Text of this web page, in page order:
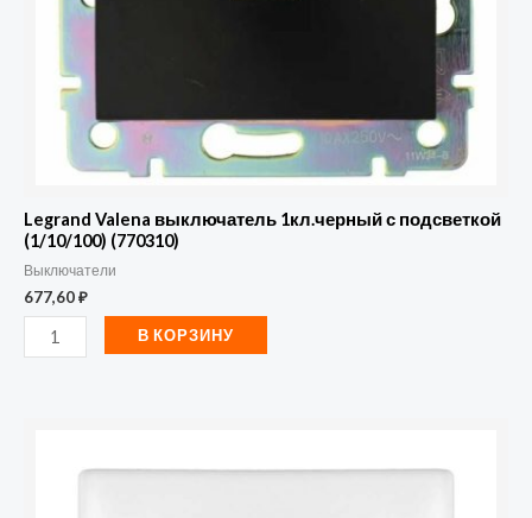
Legrand Valena выключатель 1кл.черный с подсветкой
(1/10/100) (770310)
Выключатели
677,60₽
(770310)
В КОРЗИНУ